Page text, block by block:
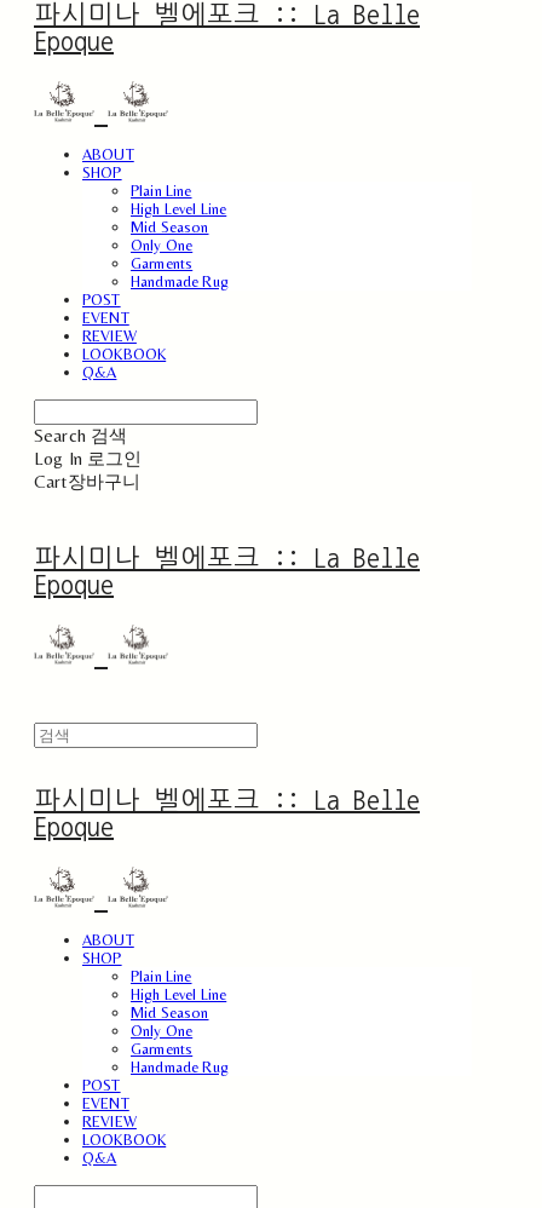
파시미나 벨에포크 :: La Belle
Epoque
ABOUT
SHOP
Plain Line
High Level Line
Mid Season
Only One
Garments
Handmade Rug
POST
EVENT
REVIEW
LOOKBOOK
Q&A
Search 검색
Log In 로그인
Cart장바구니
파시미나 벨에포크 :: La Belle
Epoque
파시미나 벨에포크 :: La Belle
Epoque
ABOUT
SHOP
Plain Line
High Level Line
Mid Season
Only One
Garments
Handmade Rug
POST
EVENT
REVIEW
LOOKBOOK
Q&A